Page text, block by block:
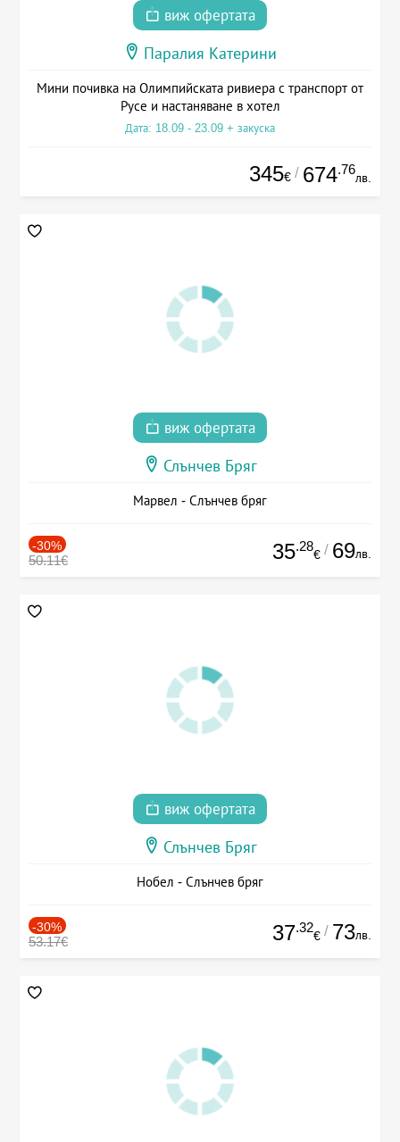
виж офертата
Паралия Катерини
Мини почивка на Олимпийската ривиера с транспорт от
Русе и настаняване в хотел
Дата: 18.09 - 23.09 + закуска
345€ / 674.76
лв.
виж офертата
Слънчев Бряг
Марвел - Слънчев бряг
-30%
50.11€ 35.28
€ / 69лв.
виж офертата
Слънчев Бряг
Нобел - Слънчев бряг
-30%
53.17€ 37.32
€ / 73лв.